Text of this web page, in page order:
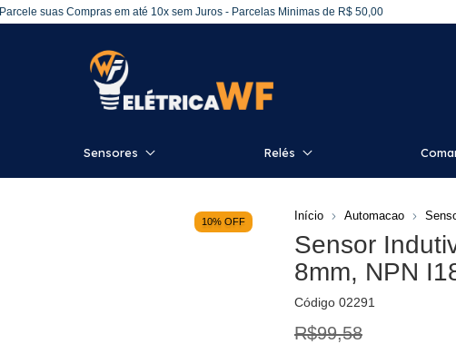
Parcele suas Compras em até 10x sem Juros - Parcelas Minimas de R$ 50,00
Sensores Relés
10% OFF Início Automacao
Sensor
8mm, NPN
Código 02291
R$99,58